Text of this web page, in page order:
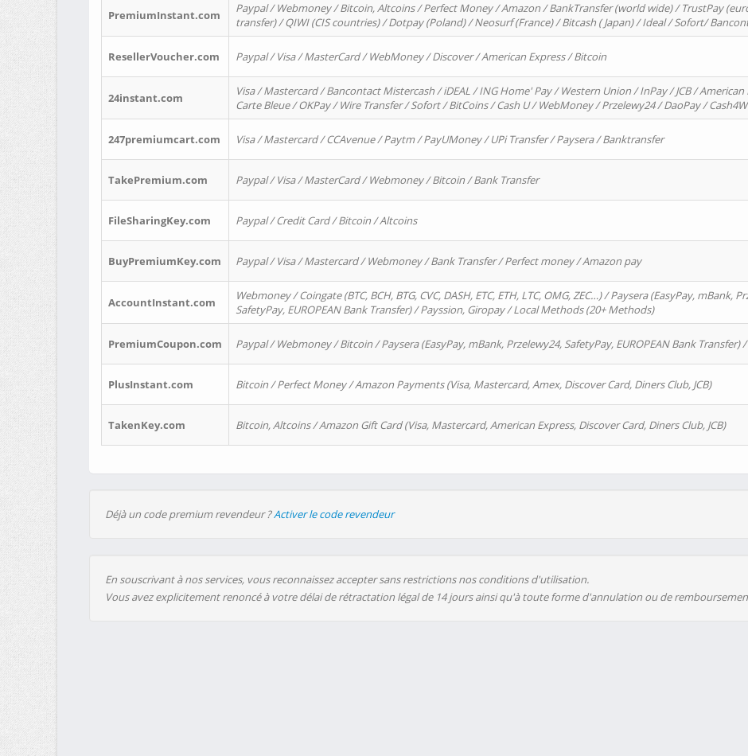
PremiumInstant.com
Paypal / Webmoney / Bitcoin, Altcoins / Perfect Money / Amazon / BankTransfer (world wide) / TrustPay
transfer) / QIWI (CIS countries) / Dotpay (Poland) / Neosurf (France) / Bitcash ( Japan) / Ideal / Sofort/
ResellerVoucher.com Paypal / Visa / MasterCard / WebMoney / Discover / American Express / Bitcoin
24instant.com
Visa / Mastercard / Bancontact Mistercash / iDEAL / ING Home' Pay / Western Union / InPay / JCB / American
Carte Bleue / OKPay / Wire Transfer / Sofort / BitCoins / Cash U / WebMoney / Przelewy24 / DaoPay /
247premiumcart.com Visa / Mastercard / CCAvenue / Paytm / PayUMoney / UPi Transfer / Paysera / Banktransfer
TakePremium.com Paypal / Visa / MasterCard / Webmoney / Bitcoin / Bank Transfer
FileSharingKey.com Paypal / Credit Card / Bitcoin / Altcoins
BuyPremiumKey.com Paypal / Visa / Mastercard / Webmoney / Bank Transfer / Perfect money / Amazon pay
AccountInstant.com
Webmoney / Coingate (BTC, BCH, BTG, CVC, DASH, ETC, ETH, LTC, OMG, ZEC…) / Paysera (EasyPay, mBank,
SafetyPay, EUROPEAN Bank Transfer) / Payssion, Giropay / Local Methods (20+ Methods)
PremiumCoupon.com Paypal / Webmoney / Bitcoin / Paysera (EasyPay, mBank, Przelewy24, SafetyPay, EUROPEAN Bank Transfer)
PlusInstant.com Bitcoin / Perfect Money / Amazon Payments (Visa, Mastercard, Amex, Discover Card, Diners Club, JCB)
TakenKey.com Bitcoin, Altcoins / Amazon Gift Card (Visa, Mastercard, American Express, Discover Card, Diners Club, JCB)
Déjà un code premium revendeur ?Activer le code revendeur
En souscrivant à nos services, vous reconnaissez accepter sans restrictions nos conditions d'utilisation.
Vous avez explicitement renoncé à votre délai de rétractation légal de 14 jours ainsi qu'à toute forme d'annulation ou de